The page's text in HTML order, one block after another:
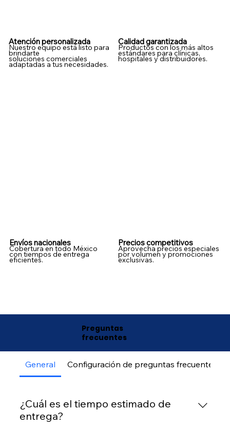
Atención personalizada
Nuestro equipo está listo para
brindarte
soluciones comerciales
adaptadas a tus necesidades.
Envíos nacionales
Cobertura en todo México
con tiempos de entrega
eficientes.
Calidad garantizada
Productos con los más altos
estándares para clínicas,
hospitales y distribuidores.
Precios competitivos
Aprovecha precios especiales
por volumen y promociones
exclusivas.
General Configuración de preguntas frecuentes
¿Cuál es el tiempo estimado de
entrega?
Preguntas
frecuentes